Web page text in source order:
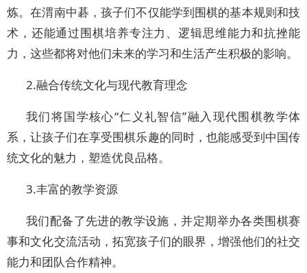
炼。在渭南中碁，孩子们不仅能学到围棋的基本规则和技
术，还能通过围棋培养专注力、逻辑思维能力和抗挫能
力，这些都将对他们未来的学习和生活产生积极的影响。
2.融合传统文化与现代教育理念
我们将国学核心“仁义礼智信”融入现代围棋教学体
系，让孩子们在享受围棋乐趣的同时，也能感受到中国传
统文化的魅力，塑造优良品格。
3.丰富的教学资源
我们配备了先进的教学设施，并定期举办各类围棋赛
事和文化交流活动，拓宽孩子们的眼界，增强他们的社交
能力和团队合作精神。